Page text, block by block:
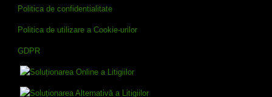
Politica de confidentialitate
Politica de utilizare a Cookie-urilor
GDPR